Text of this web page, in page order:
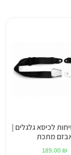
לכיסא גלגלים |
מתכת
189.00 ₪